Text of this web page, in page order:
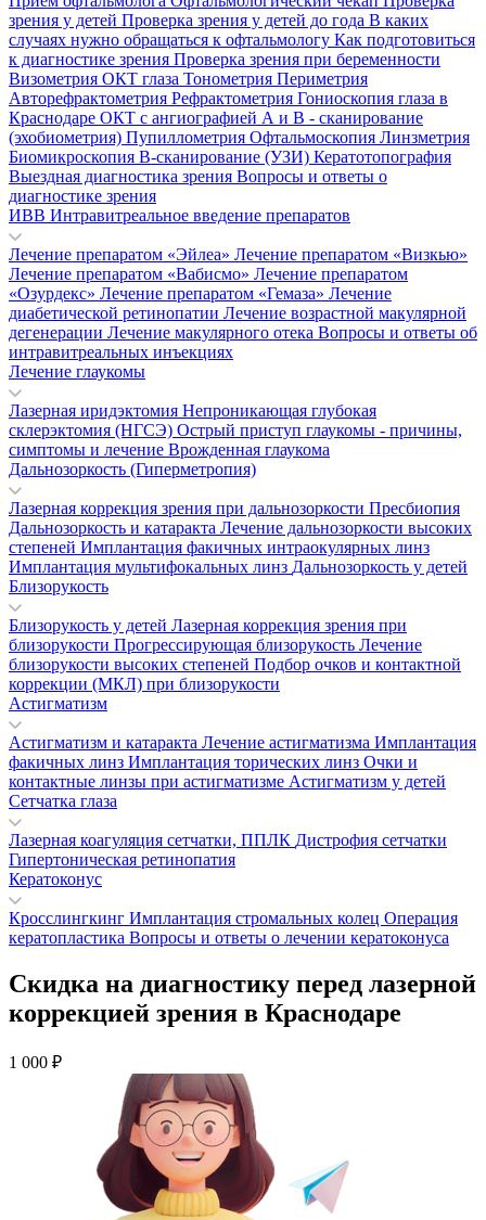
зрения у детей Проверка зрения у детей до года В каких
случаях нужно обращаться к офтальмологу Как подготовиться
к диагностике зрения Проверка зрения при беременности
Визометрия ОКТ глаза Тонометрия Периметрия
Авторефрактометрия Рефрактометрия Гониоскопия глаза в
Краснодаре ОКТ с ангиографией А и В - сканирование
(эхобиометрия) Пупиллометрия Офтальмоскопия Линзметрия
Биомикроскопия В-сканирование (УЗИ) Кератотопография
Выездная диагностика зрения Вопросы и ответы о
диагностике зрения
ИВВ Интравитреальное введение препаратов
Лечение препаратом «Эйлеа» Лечение препаратом «Визкью»
Лечение препаратом «Вабисмо» Лечение препаратом
«Озурдекс» Лечение препаратом «Гемаза» Лечение
диабетической ретинопатии Лечение возрастной макулярной
дегенерации Лечение макулярного отека Вопросы и ответы об
интравитреальных инъекциях
Лечение глаукомы
Лазерная иридэктомия Непроникающая глубокая
склерэктомия (НГСЭ) Острый приступ глаукомы - причины,
симптомы и лечение Врожденная глаукома
Дальнозоркость (Гиперметропия)
Лазерная коррекция зрения при дальнозоркости Пресбиопия
Дальнозоркость и катаракта Лечение дальнозоркости высоких
степеней Имплантация факичных интраокулярных линз
Имплантация мультифокальных линз Дальнозоркость у детей
Близорукость
Близорукость у детей Лазерная коррекция зрения при
близорукости Прогрессирующая близорукость Лечение
близорукости высоких степеней Подбор очков и контактной
коррекции (МКЛ) при близорукости
Астигматизм
Астигматизм и катаракта Лечение астигматизма Имплантация
факичных линз Имплантация торических линз Очки и
контактные линзы при астигматизме Астигматизм у детей
Сетчатка глаза
Лазерная коагуляция сетчатки, ППЛК Дистрофия сетчатки
Гипертоническая ретинопатия
Кератоконус
Кросслингкинг Имплантация стромальных колец Операция
кератопластика Вопросы и ответы о лечении кератоконуса
Скидка на диагностику перед лазерной
коррекцией зрения в Краснодаре
1 000 ₽